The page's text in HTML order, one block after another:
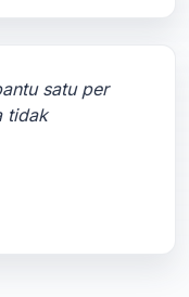
satu per
tidak